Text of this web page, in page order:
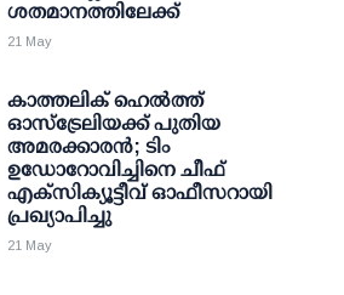
ശതമാനത്തിലേക്ക്
21 May
കാത്തലിക് ഹെൽത്ത്
ഓസ്‌ട്രേലിയക്ക് പുതിയ
അമരക്കാരൻ; ടിം
ഉഡോറോവിച്ചിനെ ചീഫ്
എക്‌സിക്യൂട്ടീവ് ഓഫീസറായി
പ്രഖ്യാപിച്ചു
21 May